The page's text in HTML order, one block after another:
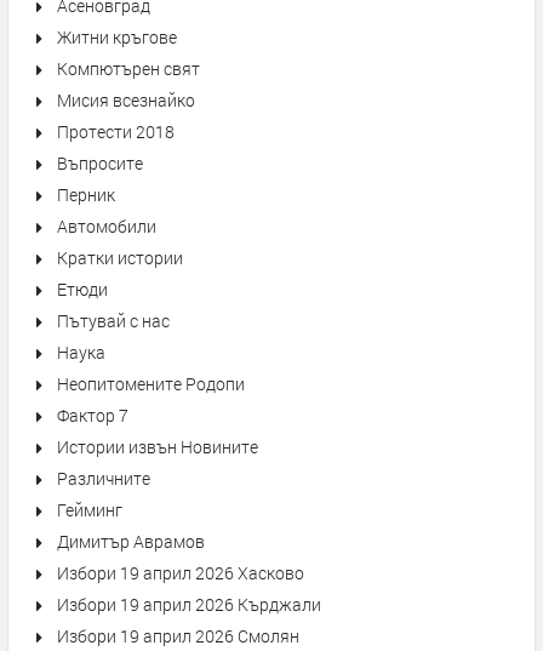
Асеновград
Житни кръгове
Компютърен свят
Мисия всезнайко
Протести 2018
Въпросите
Перник
Автомобили
Кратки истории
Етюди
Пътувай с нас
Наука
Неопитомените Родопи
Фактор 7
Истории извън Новините
Различните
Гейминг
Димитър Аврамов
Избори 19 април 2026 Хасково
Избори 19 април 2026 Кърджали
Избори 19 април 2026 Смолян